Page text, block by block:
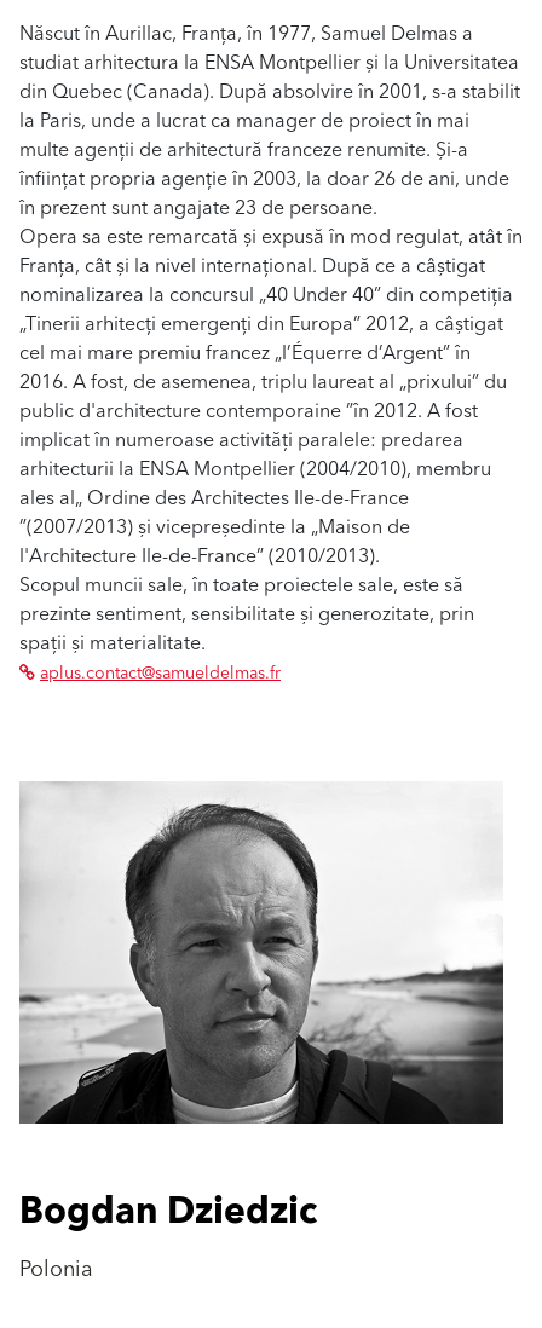
Născut în Aurillac, Franța, în 1977, Samuel Delmas a
studiat arhitectura la ENSA Montpellier și la Universitatea
din Quebec (Canada). După absolvire în 2001, s-a stabilit
la Paris, unde a lucrat ca manager de proiect în mai
multe agenții de arhitectură franceze renumite. Și-a
înființat propria agenție în 2003, la doar 26 de ani, unde
în prezent sunt angajate 23 de persoane.
Opera sa este remarcată și expusă în mod regulat, atât în
​​Franța, cât și la nivel internațional. După ce a câștigat
nominalizarea la concursul „40 Under 40” din competiția
„Tinerii arhitecți emergenți din Europa” 2012, a câștigat
cel mai mare premiu francez „l’Équerre d’Argent” în
2016. A fost, de asemenea, triplu laureat al „prixului” du
public d'architecture contemporaine ”în 2012. A fost
implicat în numeroase activități paralele: predarea
arhitecturii la ENSA Montpellier (2004/2010), membru
ales al„ Ordine des Architectes Ile-de-France
”(2007/2013) și vicepreședinte la „Maison de
l'Architecture Ile-de-France” (2010/2013).
Scopul muncii sale, în toate proiectele sale, este să
prezinte sentiment, sensibilitate și generozitate, prin
spații și materialitate.
aplus.contact@samueldelmas.fr
Bogdan Dziedzic
Polonia